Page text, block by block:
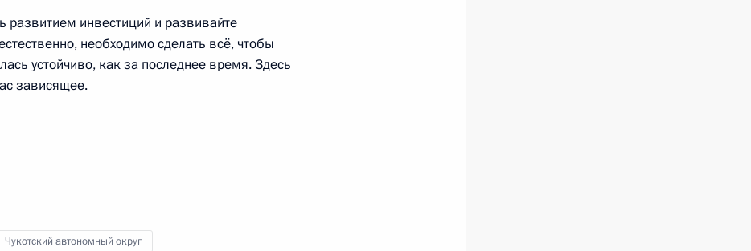
министром Индии Манмоханом
инвестиций и развивайте
необходимо сделать всё, чтобы
устойчиво, как за последнее время. Здесь
зависящее.
Чукотский автономный округ